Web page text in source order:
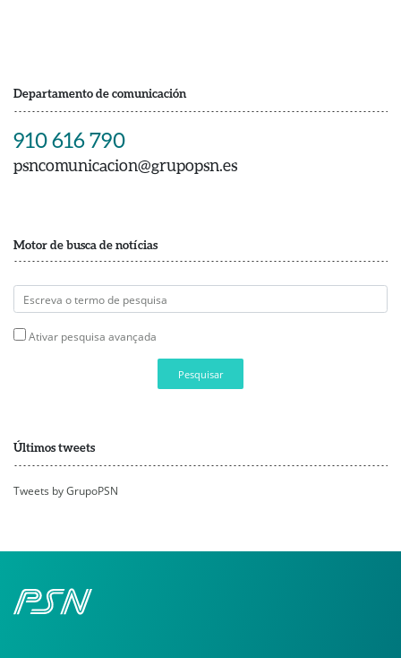
Departamento de comunicación
910 616 790
psncomunicacion@grupopsn.es
Motor de busca de notícias
Ativar pesquisa avançada
Pesquisar
Últimos tweets
Tweets by GrupoPSN